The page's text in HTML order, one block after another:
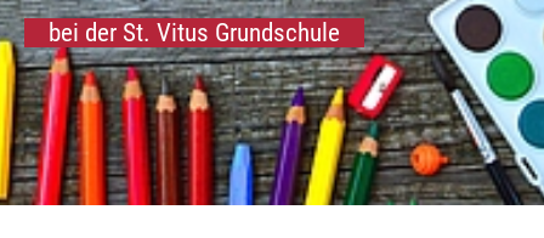
bei der St. Vitus Grundschule